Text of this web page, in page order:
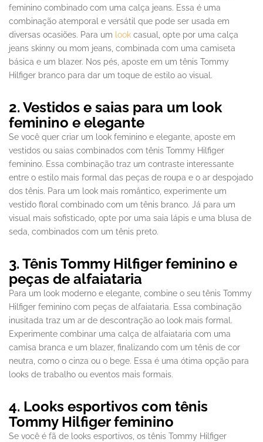
feminino combinado com uma calça jeans. Essa é uma
combinação atemporal e versátil que pode ser usada em
diversas ocasiões. Para um look casual, opte por uma calça
jeans skinny ou mom jeans, combinada com uma camiseta
básica e um blazer. Nos pés, aposte em um tênis Tommy
Hilfiger branco para dar um toque de estilo ao visual.
2. Vestidos e saias para um look
feminino e elegante
Se você quer criar um look feminino e elegante, aposte em
vestidos ou saias combinados com tênis Tommy Hilfiger
feminino. Essa combinação traz um contraste interessante
entre o estilo mais formal das peças de roupa e o ar despojado
dos tênis. Para um look mais romântico, experimente um
vestido floral combinado com um tênis branco. Já para um
visual mais sofisticado, opte por uma saia lápis e uma blusa de
seda, combinados com um tênis preto.
3. Tênis Tommy Hilfiger feminino e
peças de alfaiataria
Para um look moderno e elegante, combine o seu tênis Tommy
Hilfiger feminino com peças de alfaiataria. Essa combinação
inusitada traz um ar de descontração ao look mais formal.
Experimente combinar uma calça de alfaiataria com uma
camisa branca e um blazer, finalizando com um tênis de cor
neutra, como o cinza ou o bege. Essa é uma ótima opção para
looks de trabalho ou eventos mais formais.
4. Looks esportivos com tênis
Tommy Hilfiger feminino
Se você é fã de looks esportivos, os tênis Tommy Hilfiger